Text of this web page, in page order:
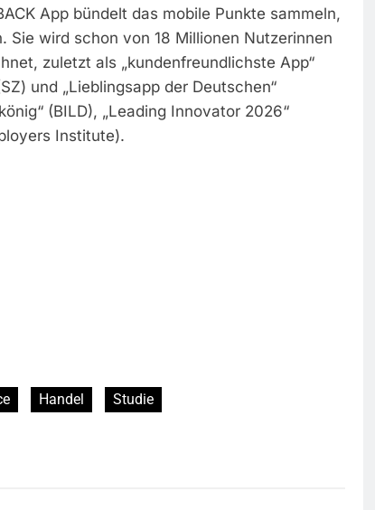
App bündelt das mobile Punkte sammeln,
Sie wird schon von 18 Millionen Nutzerinnen
zuletzt als „kundenfreundlichste App“
und „Lieblingsapp der Deutschen“
(BILD), „Leading Innovator 2026“
Institute).
Handel Studie